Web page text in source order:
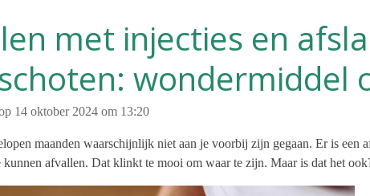
met injecties en
wondermiddel
14 oktober 2024 om 13:20
maanden waarschijnlijk niet aan je voorbij zijn gegaan. Er is een
kunnen afvallen. Dat klinkt te mooi om waar te zijn. Maar is dat het